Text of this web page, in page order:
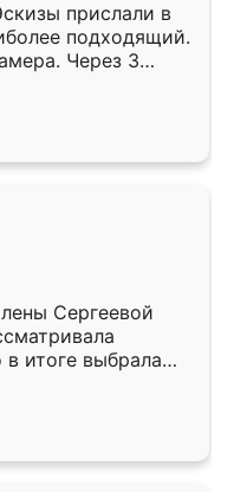
прислали в
подходящий.
Через 3
Остались
Ренессанс
Сергеевой
итоге выбрала
условия, потом
объяснил
в срок, с